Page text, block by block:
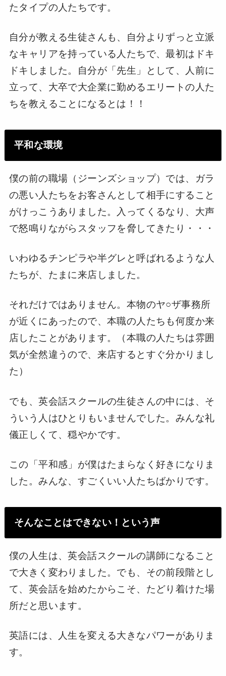
たタイプの人たちです。
自分が教える生徒さんも、自分よりずっと立派
なキャリアを持っている人たちで、最初はドキ
ドキしました。自分が「先生」として、人前に
立って、大卒で大企業に勤めるエリートの人た
ちを教えることになるとは！！
平和な環境
僕の前の職場（ジーンズショップ）では、ガラ
の悪い人たちをお客さんとして相手にすること
がけっこうありました。入ってくるなり、大声
で怒鳴りながらスタッフを脅してきたり・・・
いわゆるチンピラや半グレと呼ばれるような人
たちが、たまに来店しました。
それだけではありません。本物のヤ○ザ事務所
が近くにあったので、本職の人たちも何度か来
店したことがあります。（本職の人たちは雰囲
気が全然違うので、来店するとすぐ分かりまし
た）
でも、英会話スクールの生徒さんの中には、そ
ういう人はひとりもいませんでした。みんな礼
儀正しくて、穏やかです。
この「平和感」が僕はたまらなく好きになりま
した。みんな、すごくいい人たちばかりです。
そんなことはできない！という声
僕の人生は、英会話スクールの講師になること
で大きく変わりました。でも、その前段階とし
て、英会話を始めたからこそ、たどり着けた場
所だと思います。
英語には、人生を変える大きなパワーがありま
す。